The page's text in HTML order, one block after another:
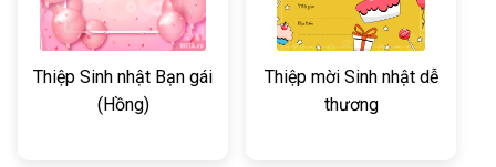
Thiệp Sinh nhật Bạn gái
(Hồng)
Thiệp mời Sinh nhật dễ
thương